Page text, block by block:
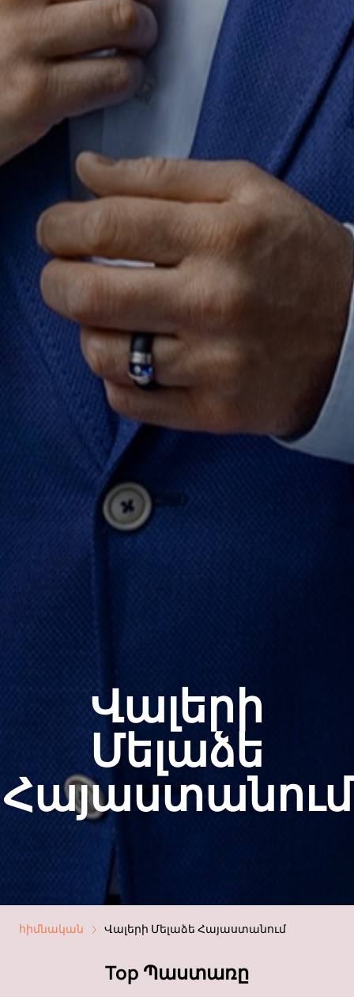
Վալերի
Մելաձե
Հայաստանում
հիմնական Վալերի Մելաձե Հայաստանում
Top Պաստառը